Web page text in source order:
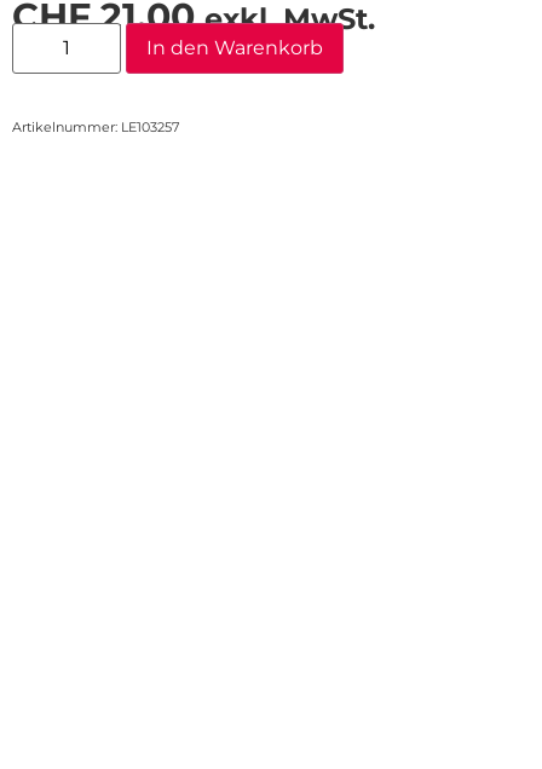
CHF21.00 exkl. MwSt.
In den Warenkorb
Artikelnummer: LE103257